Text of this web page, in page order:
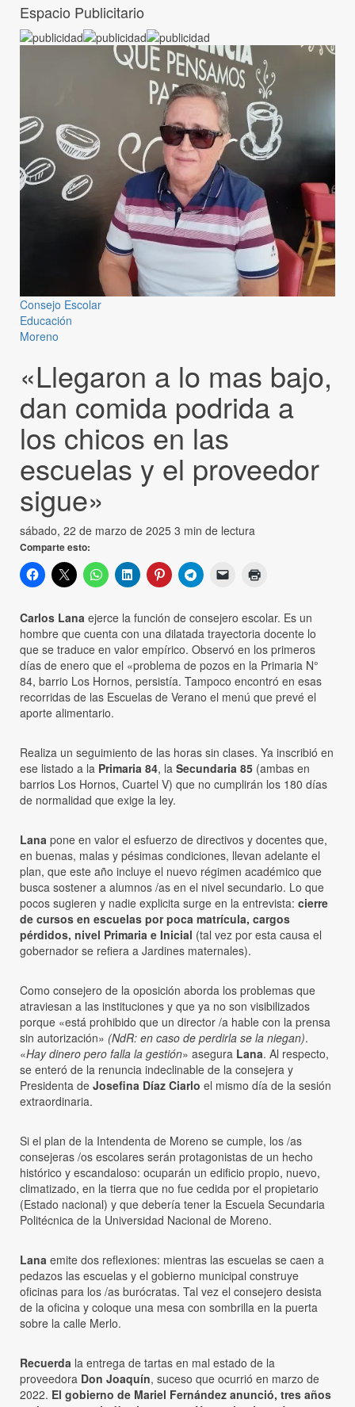
Espacio Publicitario
Consejo Escolar
Educación
Moreno
«Llegaron a lo mas bajo,
dan comida podrida a
los chicos en las
escuelas y el proveedor
sigue»
sábado, 22 de marzo de 2025 3 min de lectura
Comparte esto:
Carlos Lana ejerce la función de consejero escolar. Es un
hombre que cuenta con una dilatada trayectoria docente lo
que se traduce en valor empírico. Observó en los primeros
días de enero que el «problema de pozos en la Primaria N°
84, barrio Los Hornos, persistía. Tampoco encontró en esas
recorridas de las Escuelas de Verano el menú que prevé el
aporte alimentario.
Realiza un seguimiento de las horas sin clases. Ya inscribió en
ese listado a la Primaria 84, la Secundaria 85 (ambas en
barrios Los Hornos, Cuartel V) que no cumplirán los 180 días
de normalidad que exige la ley.
Lana pone en valor el esfuerzo de directivos y docentes que,
en buenas, malas y pésimas condiciones, llevan adelante el
plan, que este año incluye el nuevo régimen académico que
busca sostener a alumnos /as en el nivel secundario. Lo que
pocos sugieren y nadie explicita surge en la entrevista: cierre
de cursos en escuelas por poca matrícula, cargos
pérdidos, nivel Primaria e Inicial (tal vez por esta causa el
gobernador se refiera a Jardines maternales).
Como consejero de la oposición aborda los problemas que
atraviesan a las instituciones y que ya no son visibilizados
porque «está prohibido que un director /a hable con la prensa
sin autorización» (NdR: en caso de perdirla se la niegan).
«Hay dinero pero falla la gestión» asegura Lana. Al respecto,
se enteró de la renuncia indeclinable de la consejera y
Presidenta de Josefina Díaz Ciarlo el mismo día de la sesión
extraordinaria.
Si el plan de la Intendenta de Moreno se cumple, los /as
consejeras /os escolares serán protagonistas de un hecho
histórico y escandaloso: ocuparán un edificio propio, nuevo,
climatizado, en la tierra que no fue cedida por el propietario
(Estado nacional) y que debería tener la Escuela Secundaria
Politécnica de la Universidad Nacional de Moreno.
Lana emite dos reflexiones: mientras las escuelas se caen a
pedazos las escuelas y el gobierno municipal construye
oficinas para los /as burócratas. Tal vez el consejero desista
de la oficina y coloque una mesa con sombrilla en la puerta
sobre la calle Merlo.
Recuerda la entrega de tartas en mal estado de la
proveedora Don Joaquín, suceso que ocurrió en marzo de
2022. El gobierno de Mariel Fernández anunció, tres años